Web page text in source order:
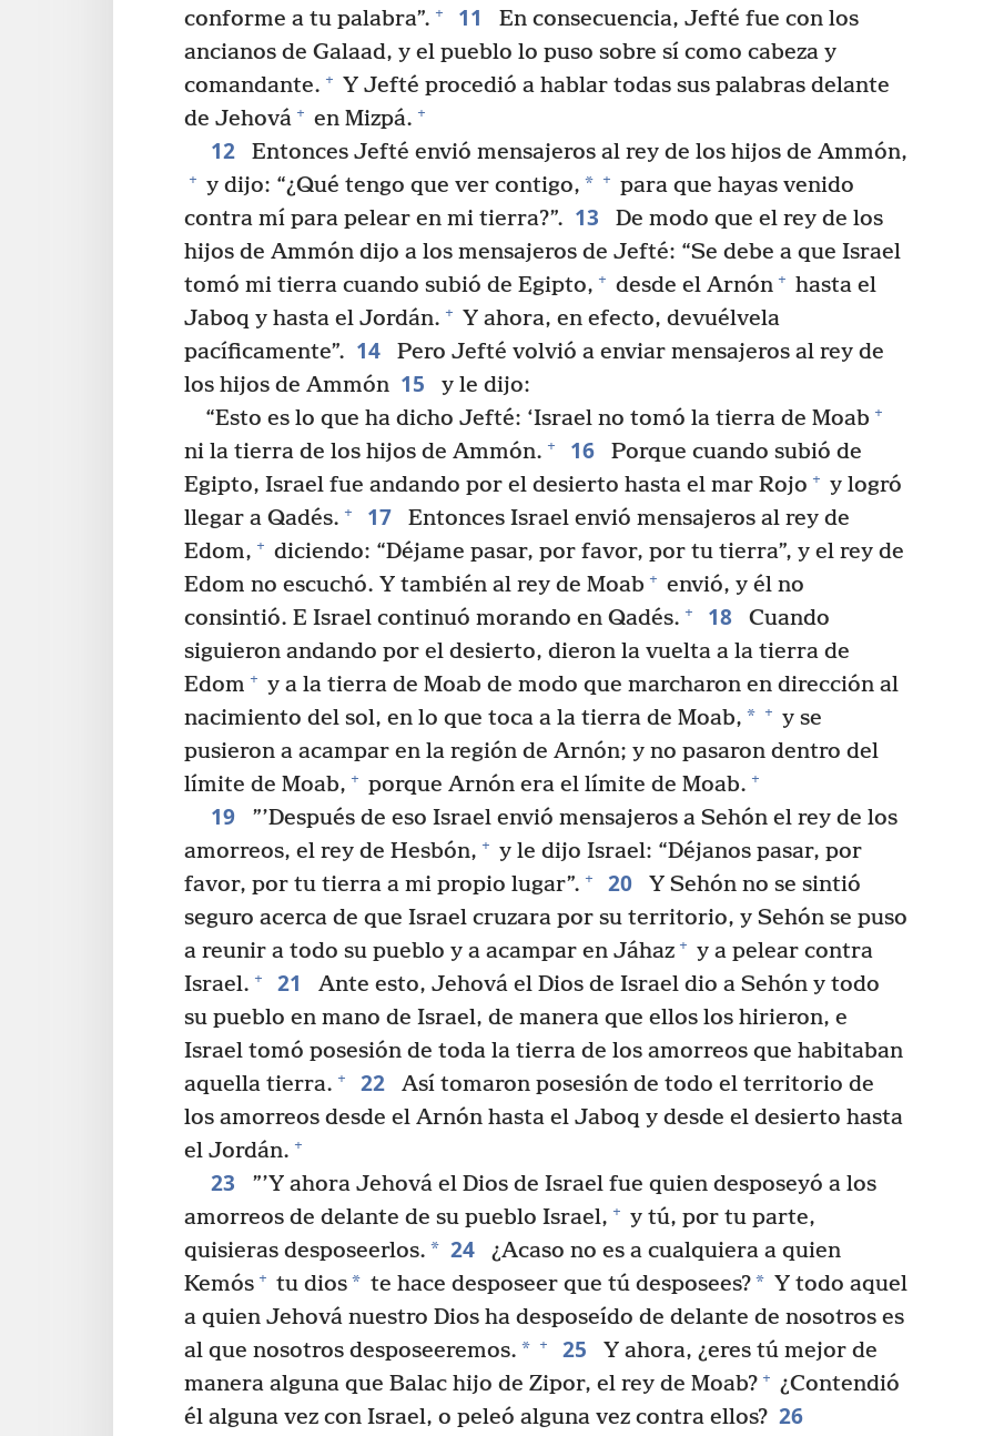
conforme a tu palabra”. + 11
En consecuencia, Jefté fue con los
ancianos de Galaad, y el pueblo lo puso sobre sí como cabeza y
comandante. + Y Jefté procedió a hablar todas sus palabras delante
de Jehová + en Mizpá. +
12 Entonces Jefté envió mensajeros al rey de los hijos de Ammón,
+ y dijo: “¿Qué tengo que ver contigo, * + para que hayas venido
contra mí para pelear en mi tierra?”. 13
De modo que el rey de los
hijos de Ammón dijo a los mensajeros de Jefté: “Se debe a que Israel
tomó mi tierra cuando subió de Egipto, + desde el Arnón + hasta el
Jaboq y hasta el Jordán. + Y ahora, en efecto, devuélvela
pacíficamente”. 14
Pero Jefté volvió a enviar mensajeros al rey de
los hijos de Ammón 15
y le dijo:
“Esto es lo que ha dicho Jefté: ‘Israel no tomó la tierra de Moab +
ni la tierra de los hijos de Ammón. + 16
Porque cuando subió de
Egipto, Israel fue andando por el desierto hasta el mar Rojo + y logró
llegar a Qadés. + 17
Entonces Israel envió mensajeros al rey de
Edom, + diciendo: “Déjame pasar, por favor, por tu tierra”, y el rey de
Edom no escuchó. Y también al rey de Moab + envió, y él no
consintió. E Israel continuó morando en Qadés. + 18
Cuando
siguieron andando por el desierto, dieron la vuelta a la tierra de
Edom + y a la tierra de Moab de modo que marcharon en dirección al
nacimiento del sol, en lo que toca a la tierra de Moab, * + y se
pusieron a acampar en la región de Arnón; y no pasaron dentro del
límite de Moab, + porque Arnón era el límite de Moab. +
19
”’Después de eso Israel envió mensajeros a Sehón el rey de los
amorreos, el rey de Hesbón, + y le dijo Israel: “Déjanos pasar, por
favor, por tu tierra a mi propio lugar”. + 20
Y Sehón no se sintió
seguro acerca de que Israel cruzara por su territorio, y Sehón se puso
a reunir a todo su pueblo y a acampar en Jáhaz + y a pelear contra
Israel. + 21
Ante esto, Jehová el Dios de Israel dio a Sehón y todo
su pueblo en mano de Israel, de manera que ellos los hirieron, e
Israel tomó posesión de toda la tierra de los amorreos que habitaban
aquella tierra. + 22
Así tomaron posesión de todo el territorio de
los amorreos desde el Arnón hasta el Jaboq y desde el desierto hasta
el Jordán. +
23
”’Y ahora Jehová el Dios de Israel fue quien desposeyó a los
amorreos de delante de su pueblo Israel, + y tú, por tu parte,
quisieras desposeerlos. * 24
¿Acaso no es a cualquiera a quien
Kemós + tu dios* te hace desposeer que tú desposees?* Y todo aquel
a quien Jehová nuestro Dios ha desposeído de delante de nosotros es
al que nosotros desposeeremos. * + 25
Y ahora, ¿eres tú mejor de
manera alguna que Balac hijo de Zipor, el rey de Moab? + ¿Contendió
él alguna vez con Israel, o peleó alguna vez contra ellos? 26